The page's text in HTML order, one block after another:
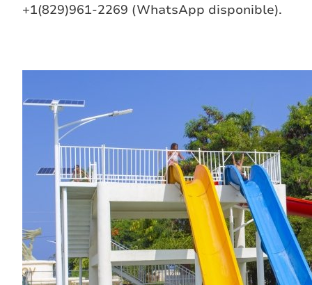
+1(829)961-2269 (WhatsApp disponible).